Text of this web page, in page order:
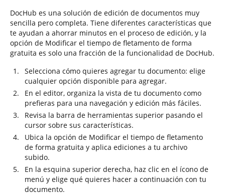
DocHub es una solución de edición de documentos muy
sencilla pero completa. Tiene diferentes características que
te ayudan a ahorrar minutos en el proceso de edición, y la
opción de Modificar el tiempo de fletamento de forma
gratuita es solo una fracción de la funcionalidad de DocHub.
Selecciona cómo quieres agregar tu documento: elige
cualquier opción disponible para agregar.
En el editor, organiza la vista de tu documento como
prefieras para una navegación y edición más fáciles.
Revisa la barra de herramientas superior pasando el
cursor sobre sus características.
Ubica la opción de Modificar el tiempo de fletamento
de forma gratuita y aplica ediciones a tu archivo
subido.
En la esquina superior derecha, haz clic en el ícono de
menú y elige qué quieres hacer a continuación con tu
documento.